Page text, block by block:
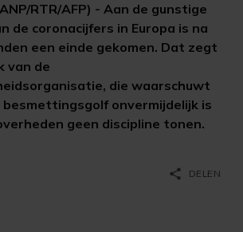
RTR/AFP) - Aan de gunstige
de coronacijfers in Europa is na
een einde gekomen. Dat zegt
van de
die waarschuwt
onvermijdelijk is
geen discipline tonen.
share DELEN